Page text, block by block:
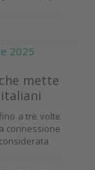
2025
mette
a tre volte
connessione